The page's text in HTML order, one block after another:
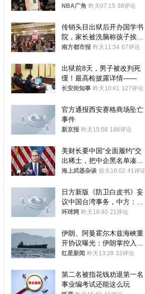
NBA广角 昨天07:15 38评论
传销头目出狱后开办国学书
院，家长被洗脑称孩子挨打
才有效果
南方都市报 昨天11:34 67评论
出狱前8天，男子被改判死
缓！最高检披露详情——
长安街知事 昨天10:41 127评论
官方通报西安赛格商场坠亡
事件
新京报 昨天15:08 186评论
美财长要中国“全面履约”交
出稀土，把中企黑名单凑到
187家，中方做最坏打算
海上武器杂谈 前天16:02 41评论
日方新版《防卫白皮书》妄
议中国台湾事务，中方：强
烈不满、坚决反对，已向日
环球网 昨天18:40 21评论
伊朗、阿曼霍尔木兹海峡重
开协议曝光：伊朗掌控入湾
航道，与阿曼平分“服务费”
红星新闻 昨天13:28 32评论
第二名被指花钱劝退第一名
事业编考试还能这么玩